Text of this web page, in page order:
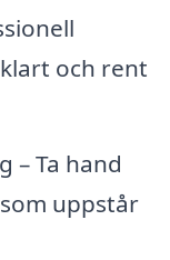
och rent
– Ta hand
uppstår